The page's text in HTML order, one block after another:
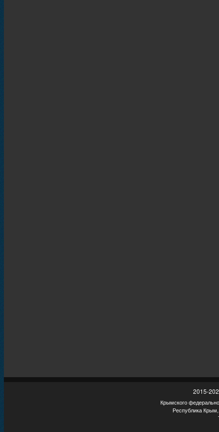
2015-
Крымского
Республика